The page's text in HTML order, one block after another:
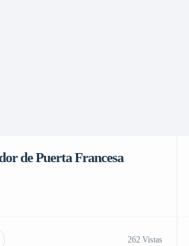
de Puerta Francesa
262 Vistas